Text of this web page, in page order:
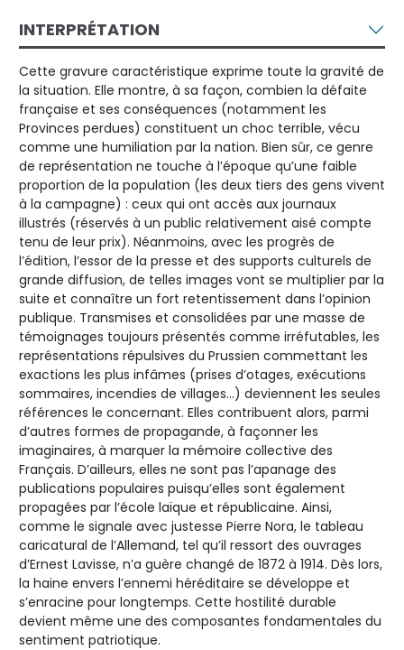
INTERPRÉTATION
Cette gravure caractéristique exprime toute la gravité de
la situation. Elle montre, à sa façon, combien la défaite
française et ses conséquences (notamment les
Provinces perdues) constituent un choc terrible, vécu
comme une humiliation par la nation. Bien sûr, ce genre
de représentation ne touche à l’époque qu’une faible
proportion de la population (les deux tiers des gens vivent
à la campagne) : ceux qui ont accès aux journaux
illustrés (réservés à un public relativement aisé compte
tenu de leur prix). Néanmoins, avec les progrès de
l’édition, l’essor de la presse et des supports culturels de
grande diffusion, de telles images vont se multiplier par la
suite et connaître un fort retentissement dans l’opinion
publique. Transmises et consolidées par une masse de
témoignages toujours présentés comme irréfutables, les
représentations répulsives du Prussien commettant les
exactions les plus infâmes (prises d’otages, exécutions
sommaires, incendies de villages...) deviennent les seules
références le concernant. Elles contribuent alors, parmi
d’autres formes de propagande, à façonner les
imaginaires, à marquer la mémoire collective des
Français. D’ailleurs, elles ne sont pas l’apanage des
publications populaires puisqu’elles sont également
propagées par l’école laïque et républicaine. Ainsi,
comme le signale avec justesse Pierre Nora, le tableau
caricatural de l’Allemand, tel qu’il ressort des ouvrages
d’Ernest Lavisse, n’a guère changé de 1872 à 1914. Dès lors,
la haine envers l’ennemi héréditaire se développe et
s’enracine pour longtemps. Cette hostilité durable
devient même une des composantes fondamentales du
sentiment patriotique.